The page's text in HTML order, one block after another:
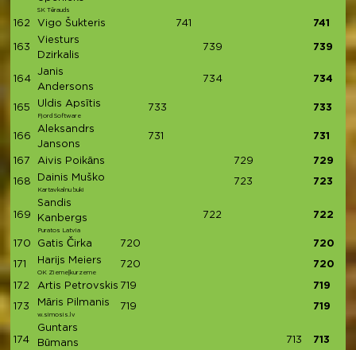
SK Tērauds
162 Vigo Šukteris 741 741
163
Viesturs
Dzirkalis
739 739
164
Janis
Andersons
734 734
165 Uldis Apsītis
Fjord Software
733 733
166
Aleksandrs
Jansons
731 731
167 Aivis Poikāns 729 729
168 Dainis Muško
Kartavkalnu buki
723 723
169
Sandis
Kanbergs
Puratos Latvia
722 722
170 Gatis Čirka 720 720
171 Harijs Meiers
OK Ziemeļkurzeme
720 720
172 Artis Petrovskis 719 719
173 Māris Pilmanis
w.simosis.lv
719 719
174
Guntars
Būmans
713 713